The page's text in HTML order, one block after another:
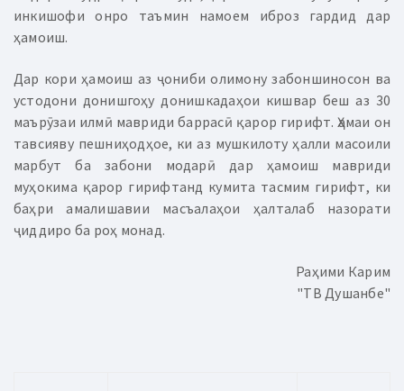
инкишофи онро таъмин намоем иброз гардид дар
ҳамоиш.
Дар кори ҳамоиш аз ҷониби олимону забоншиносон ва
устодони донишгоҳу донишкадаҳои кишвар беш аз 30
маърӯзаи илмӣ мавриди баррасӣ қарор гирифт. Ҳамаи он
тавсияву пешниҳодҳое, ки аз мушкилоту ҳалли масоили
марбут ба забони модарӣ дар ҳамоиш мавриди
муҳокима қарор гирифтанд кумита тасмим гирифт, ки
баҳри амалишавии масъалаҳои ҳалталаб назорати
ҷиддиро ба роҳ монад.
Раҳими Карим
"ТВ Душанбе"